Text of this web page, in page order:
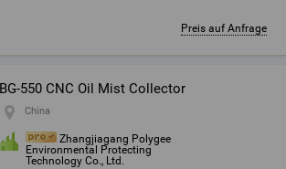
Preis auf Anfrage
BG-550 CNC Oil Mist Collector
China
Zhangjiagang Polygee
Environmental Protecting
Technology Co., Ltd.